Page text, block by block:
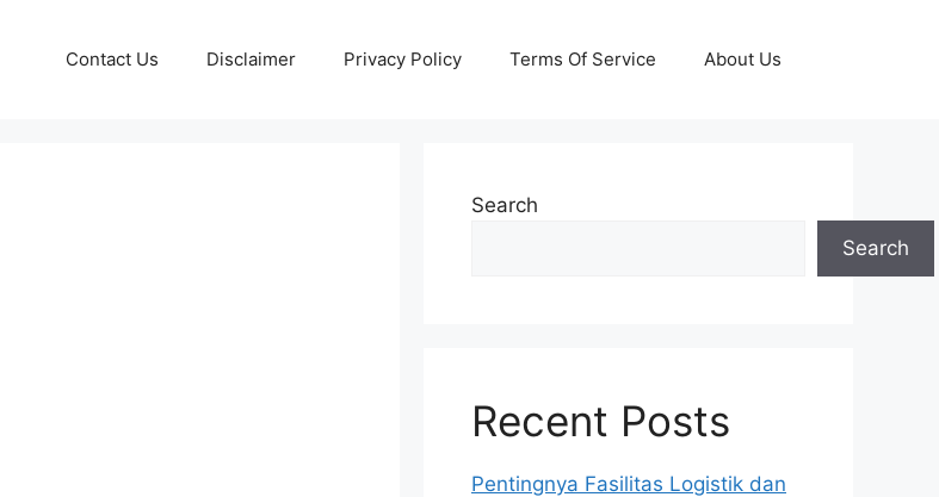
Contact Us Disclaimer Privacy Policy Terms Of Service About Us
Search
Search
Recent Posts
Pentingnya Fasilitas Logistik dan